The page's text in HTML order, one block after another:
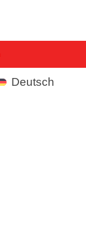
Deutsch